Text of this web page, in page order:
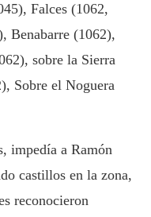
Falces (1062,
Benabarre (1062),
sobre la Sierra
Sobre el Noguera
impedía a Ramón
castillos en la zona,
reconocieron